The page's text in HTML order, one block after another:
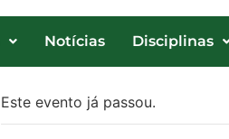
Notícias Disciplinas
Este evento já passou.